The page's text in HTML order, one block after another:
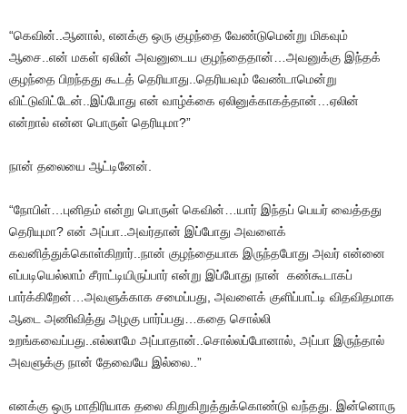
“கெவின்..ஆனால், எனக்கு ஒரு குழந்தை வேண்டுமென்று மிகவும்
ஆசை..என் மகள் ஏலின் அவனுடைய குழந்தைதான்…அவனுக்கு இந்தக்
குழந்தை பிறந்தது கூடத் தெரியாது..தெரியவும் வேண்டாமென்று
விட்டுவிட்டேன்..இப்போது என் வாழ்க்கை ஏலினுக்காகத்தான்…ஏலின்
என்றால் என்ன பொருள் தெரியுமா?”
நான் தலையை ஆட்டினேன்.
“நோபிள்…புனிதம் என்று பொருள் கெவின்…யார் இந்தப் பெயர் வைத்தது
தெரியுமா? என் அப்பா..அவர்தான் இப்போது அவளைக்
கவனித்துக்கொள்கிறார்..நான் குழந்தையாக இருந்தபோது அவர் என்னை
எப்படியெல்லாம் சீராட்டியிருப்பார் என்று இப்போது நான் கண்கூடாகப்
பார்க்கிறேன்…அவளுக்காக சமைப்பது, அவளைக் குளிப்பாட்டி விதவிதமாக
ஆடை அணிவித்து அழகு பார்ப்பது…கதை சொல்லி
உறங்கவைப்பது..எல்லாமே அப்பாதான்..சொல்லப்போனால், அப்பா இருந்தால்
அவளுக்கு நான் தேவையே இல்லை..”
எனக்கு ஒரு மாதிரியாக தலை கிறுகிறுத்துக்கொண்டு வந்தது. இன்னொரு